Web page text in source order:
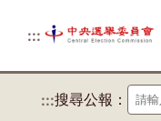
:::
:::搜尋公報：